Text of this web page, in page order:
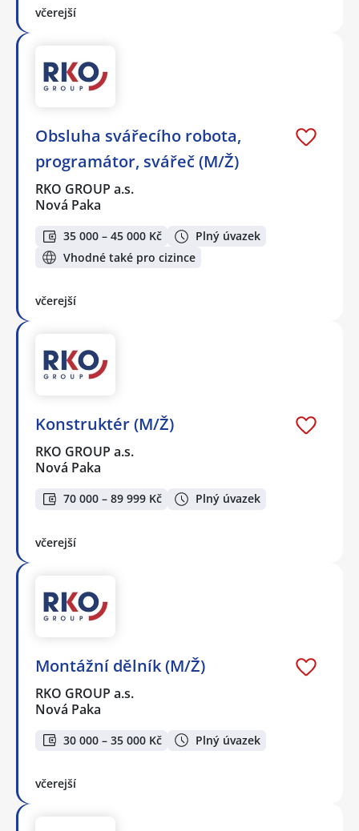
včerejší
Obsluha svářecího robota,
programátor, svářeč (M/Ž)
RKO GROUP a.s.
Nová Paka
35 000 – 45 000 Kč
Plný úvazek
Vhodné také pro cizince
včerejší
Konstruktér (M/Ž)
RKO GROUP a.s.
Nová Paka
70 000 – 89 999 Kč Plný úvazek
včerejší
Montážní dělník (M/Ž)
RKO GROUP a.s.
Nová Paka
30 000 – 35 000 Kč Plný úvazek
včerejší